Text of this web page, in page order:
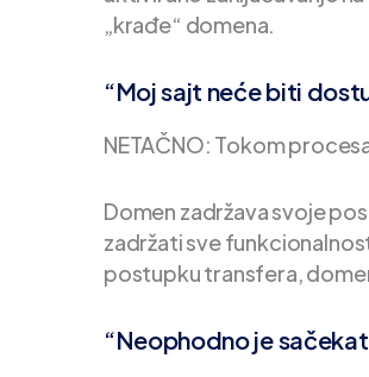
„krađe“ domena.
“Moj sajt neće biti
NETAČNO: Tokom
Domen zadržava svoje
zadržati sve
postupku transfera,
“Neophodno je